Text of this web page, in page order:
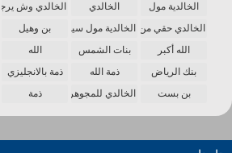
الخالدية مول الخالدي الخالدي وش يرجع
الخالدي حقي من الدنياالخالدية مول سينما بن وهيل
الله أكبر
بنات الشمس الله
بنك الرياض
ذمة الله ذمة بالانجليزي
بن بست
الخالدي للمجوهرات ذمة